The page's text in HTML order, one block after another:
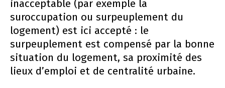
inacceptable (par exemple la
suroccupation ou surpeuplement du
logement) est ici accepté : le
surpeuplement est compensé par la bonne
situation du logement, sa proximité des
lieux d’emploi et de centralité urbaine.